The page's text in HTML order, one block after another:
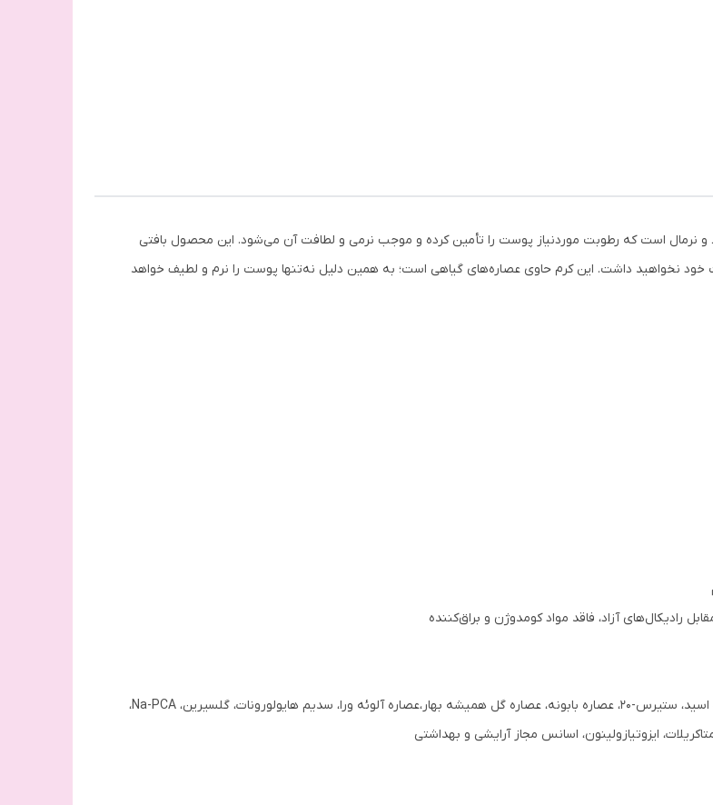
مناسب پوست مختلط و نرمال است که رطوبت موردنیاز پوست را تأمین کرده و موجب نرمی و لطافت آن می‌شود. این محصول بافتی
نخواهید داشت. این کرم حاوی عصاره‌های گیاهی است؛ به همین دلیل نه‌تنها پوست را نرم و لطیف خواهد
رادیکال‌های آزاد، فاقد مواد کومدوژن و براق‌کننده
آب دیونیزه، روغن زیتون، روغن بادام شیرین، موم عسل، لانولین، استئاریک اسید، ستیرس-20، عصاره بابونه، عصاره گل همیشه بهار،عصاره آلوئه ورا، سدیم هایولورونات، گلسیرین، Na-PCA،
ایزوتیازولینون، اسانس مجاز آرایشی و بهداشتی